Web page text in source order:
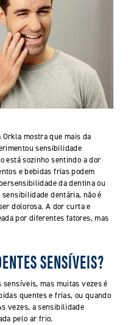
mostra que mais da
sensibilidade
está sozinho sentindo a dor
e bebidas frias podem
da dentina ou
dentária, não é
dolorosa. A dor curta e
por diferentes fatores, mas
SENSÍVEIS?
mas muitas vezes é
quentes e frias, ou quando
vezes, a sensibilidade
pelo ar frio.